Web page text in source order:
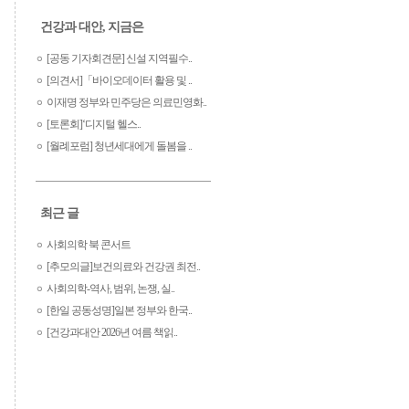
건강과 대안, 지금은
[공동 기자회견문] 신설 지역필수..
[의견서]「바이오데이터 활용 및 ..
이재명 정부와 민주당은 의료민영화..
[토론회]‘디지털 헬스..
[월례포럼] 청년세대에게 돌봄을 ..
최근 글
사회의학 북 콘서트
[추모의글]보건의료와 건강권 최전..
사회의학-역사, 범위, 논쟁, 실..
[한일 공동성명]일본 정부와 한국..
[건강과대안 2026년 여름 책읽..